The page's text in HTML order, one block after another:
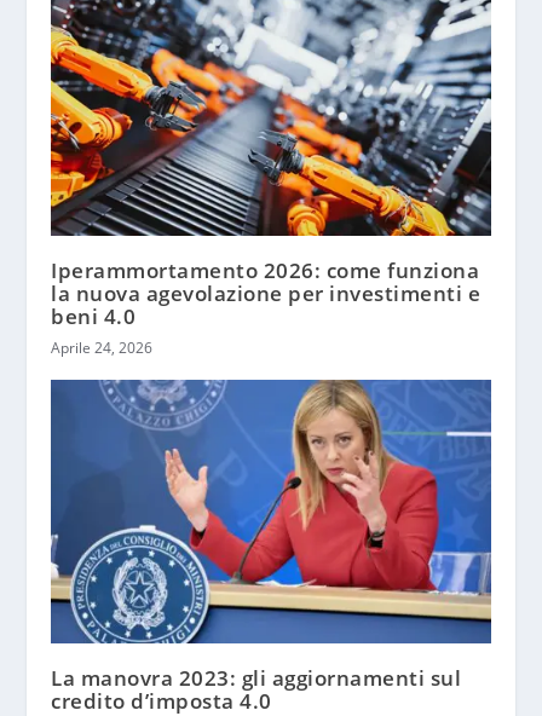
Iperammortamento 2026: come funziona
la nuova agevolazione per investimenti e
beni 4.0
Aprile 24, 2026
La manovra 2023: gli aggiornamenti sul
credito d’imposta 4.0